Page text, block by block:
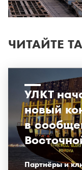
ЧИТАЙТЕ
УЛКТ
новый
в
Партнёры и